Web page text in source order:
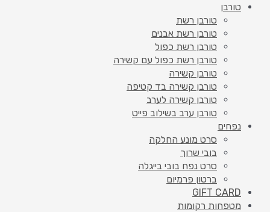
טורבן
טורבן רשת
טורבן רשת אבנים
טורבן רשת כפול
טורבן רשת כפול עם קשירה
טורבן קשירה
טורבן קשירה בד קטיפה
טורבן קשירה לערב
טורבן ערב בשילוב פייט
נפחים
סרט מונע החלקה
בובי שרוך
סרט נפח בובי בייגלה
ברטון פרמיום
GIFT CARD
מטפחות רקומות